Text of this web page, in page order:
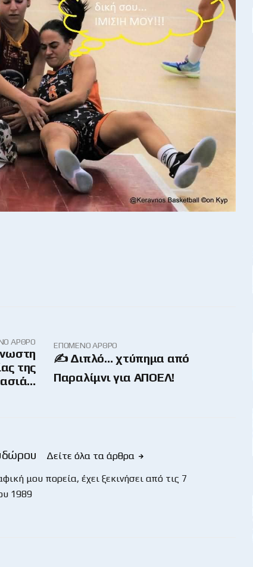
ΆΡΘΡΟ
της
ΕΠΌΜΕΝΟ ΆΡΘΡΟ
✍ Διπλό… χτύπημα από
Παραλίμνι για ΑΠΟΕΛ!
Δείτε όλα τα άρθρα
μου πορεία, έχει ξεκινήσει από τις 7
1989